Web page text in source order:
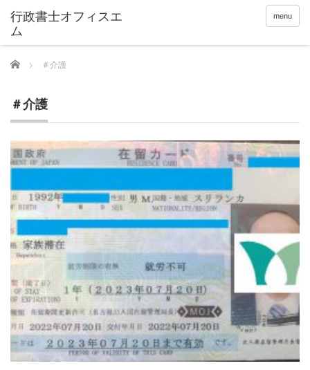
menu
Home ＃介護
＃介護